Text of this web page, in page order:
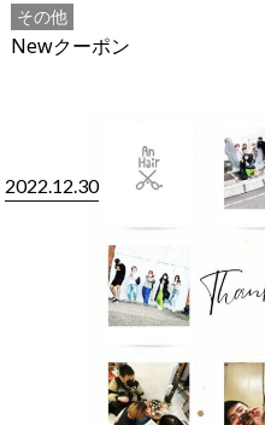
その他
Newクーポン
2022.12.30